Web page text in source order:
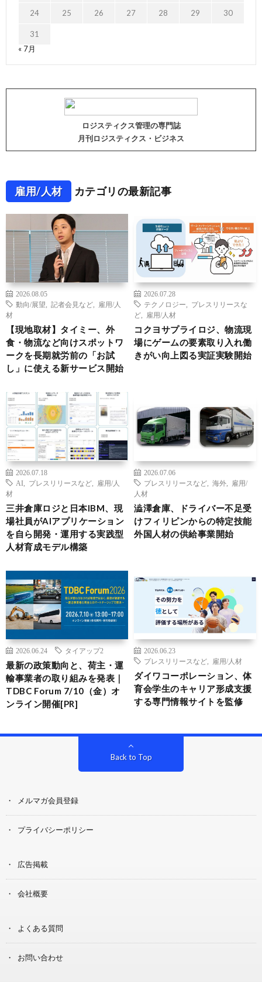
24 25 26 27 28 29 30
31
« 7月
ロジスティクス管理の専門誌
月刊ロジスティクス・ビジネス
雇用/人材 カテゴリの最新記事
2026.08.05
動向/展望
記者会見など
雇用/人
材
【現地取材】タイミー、外
食・物流など向けスポットワ
ークを長期就労前の「お試
し」に使える新サービス開始
2026.07.28
テクノロジー
プレスリリースな
ど
雇用/人材
コクヨサプライロジ、物流現
場にゲームの要素取り入れ働
きがい向上図る実証実験開始
2026.07.18
AI
プレスリリースなど
雇用/人
材
三井倉庫ロジと日本IBM、現
場社員がAIアプリケーション
を自ら開発・運用する実践型
人材育成モデル構築
2026.07.06
プレスリリースなど
海外
雇用/
人材
澁澤倉庫、ドライバー不足受
けフィリピンからの特定技能
外国人材の供給事業開始
2026.06.24 タイアップ2
最新の政策動向と、荷主・運
輸事業者の取り組みを発表｜
TDBC Forum 7/10（金）オ
ンライン開催[PR]
2026.06.23
プレスリリースなど
雇用/人材
ダイワコーポレーション、体
育会学生のキャリア形成支援
する専門情報サイトを監修
Back to Top
メルマガ会員登録
プライバシーポリシー
広告掲載
会社概要
よくある質問
お問い合わせ